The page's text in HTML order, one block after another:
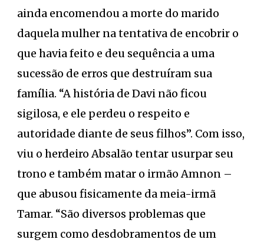
ainda encomendou a morte do marido
daquela mulher na tentativa de encobrir o
que havia feito e deu sequência a uma
sucessão de erros que destruíram sua
família. “A história de Davi não ficou
sigilosa, e ele perdeu o respeito e
autoridade diante de seus filhos”. Com isso,
viu o herdeiro Absalão tentar usurpar seu
trono e também matar o irmão Amnon –
que abusou fisicamente da meia-irmã
Tamar. “São diversos problemas que
surgem como desdobramentos de um